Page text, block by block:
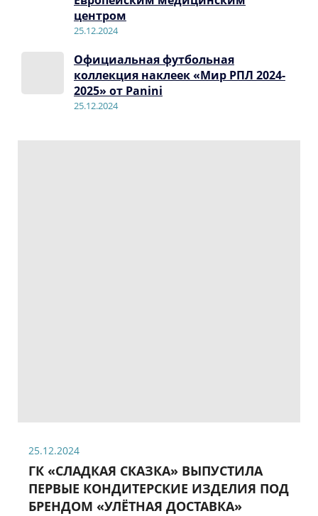
центром
25.12.2024
Официальная футбольная
коллекция наклеек «Мир РПЛ 2024-
2025» от Panini
25.12.2024
25.12.2024
ГК «СЛАДКАЯ СКАЗКА» ВЫПУСТИЛА
ПЕРВЫЕ КОНДИТЕРСКИЕ ИЗДЕЛИЯ ПОД
БРЕНДОМ «УЛЁТНАЯ ДОСТАВКА»